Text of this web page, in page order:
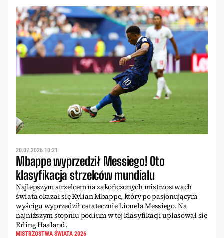
20.07.2026 10:21
Mbappe wyprzedził Messiego! Oto
klasyfikacja strzelców mundialu
Najlepszym strzelcem na zakończonych mistrzostwach
świata okazał się Kylian Mbappe, który po pasjonującym
wyścigu wyprzedził ostatecznie Lionela Messiego. Na
najniższym stopniu podium w tej klasyfikacji uplasował się
Erling Haaland.
MISTRZOSTWA ŚWIATA 2026